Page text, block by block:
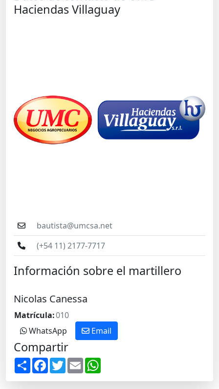
Haciendas Villaguay
bautista@umcsa.net
(+54 11) 2177-7717
Información sobre el martillero
Nicolas Canessa
Matrícula:010
WhatsApp
Email
Compartir
S
h
F
a
T
w
E
m